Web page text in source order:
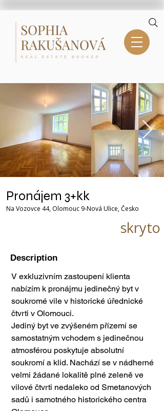
Pronájem 3+kk
Na Vozovce 44, Olomouc 9-Nová Ulice, Česko
skryto
Description
V exkluzivním zastoupení klienta
nabízím k pronájmu jedinečný byt v
soukromé vile v historické úřednické
čtvrti v Olomouci.
Jediný byt ve zvýšeném přízemí se
samostatným vchodem s jedinečnou
atmosférou poskytuje absolutní
soukromí a klid. Nachází se v nádherné
velmi žádané lokalitě plné zeleně ve
vilové čtvrti nedaleko od Smetanových
sadů i samotného historického centra